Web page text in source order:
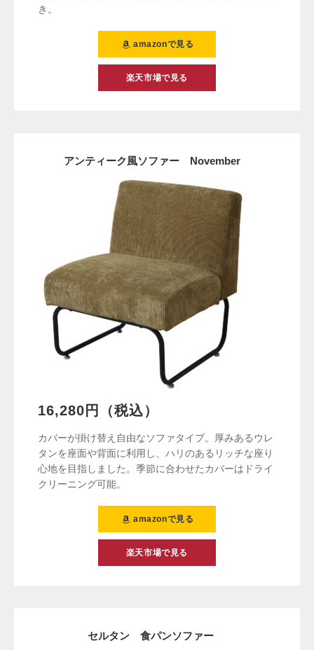
き。
amazonで見る
楽天市場で見る
アンティーク風ソファー November
16,280円（税込）
カバーが掛け替え自由なソファタイプ。厚みあるウレ
タンを座面や背面に利用し、ハリのあるリッチな座り
心地を目指しました。季節に合わせたカバーはドライ
クリーニング可能。
amazonで見る
楽天市場で見る
セルタン 食パンソファー